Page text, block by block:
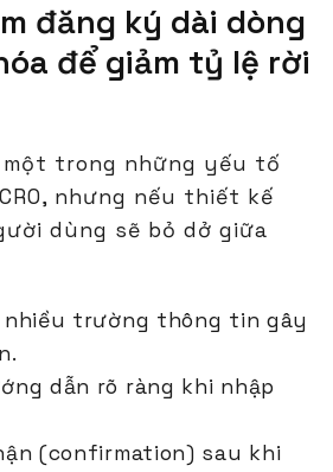
đăng ký dài dòng
để giảm tỷ lệ rời
một trong những yếu tố
nhưng nếu thiết kế
dùng sẽ bỏ dở giữa
nhiều trường thông tin gây
dẫn rõ ràng khi nhập
(confirmation) sau khi